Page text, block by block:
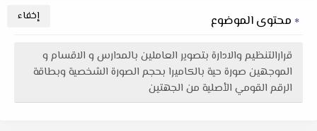
محتوى الموضوع
قرارالتنظيم والادارة بتصوير العاملين بالمدارس و الاقسام و
الموجهين صورة حية بالكاميرا بحجم الصورة الشخصية وبطاقة
الرقم القومي الأصلية من الجهتين